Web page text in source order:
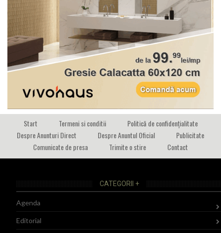
Start Termeni si conditii
Politică de confidențialitate
Despre Anunturi Direct
Despre Anuntul Oficial
Publicitate
Comunicate de presa
Trimite o stire Contact
CATEGORII +
Agenda
Editorial